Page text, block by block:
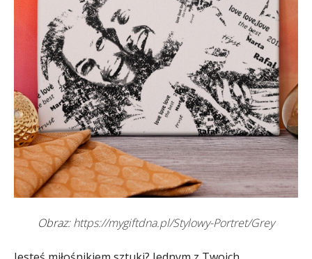
Obraz:https://mygiftdna.pl/Stylowy-Portret/Grey